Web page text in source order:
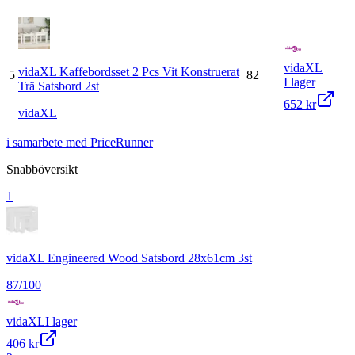
5 vidaXL Kaffebordsset 2 Pcs Vit Konstruerat
Trä Satsbord 2st
vidaXL
82
vidaXL
I lager
652 kr
i samarbete med PriceRunner
Snabböversikt
1
vidaXL Engineered Wood Satsbord 28x61cm 3st
87/100
vidaXLI lager
406 kr